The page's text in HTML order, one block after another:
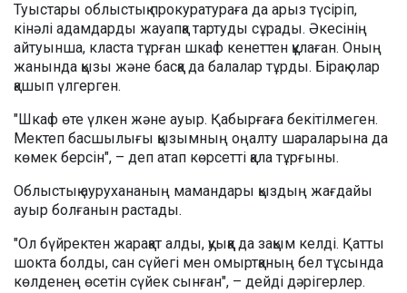
Туыстары облыстық прокуратураға да арыз түсіріп,
кінәлі адамдарды жауапқа тартуды сұрады. Әкесінің
айтуынша, класта тұрған шкаф кенеттен құлаған. Оның
жанында қызы және басқа да балалар тұрды. Бірақ олар
қашып үлгерген.
"Шкаф өте үлкен және ауыр. Қабырғаға бекітілмеген.
Мектеп басшылығы қызымның оңалту шараларына да
көмек берсін", – деп атап көрсетті қала тұрғыны.
Облыстық аурухананың мамандары қыздың жағдайы
ауыр болғанын растады.
"Ол бүйректен жарақат алды, қуыққа да зақым келді. Қатты
шокта болды, сан сүйегі мен омыртқаның бел тұсында
көлденең өсетін сүйек сынған", – дейді дәрігерлер.